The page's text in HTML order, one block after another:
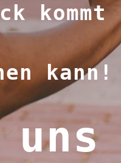
kommt
kann!